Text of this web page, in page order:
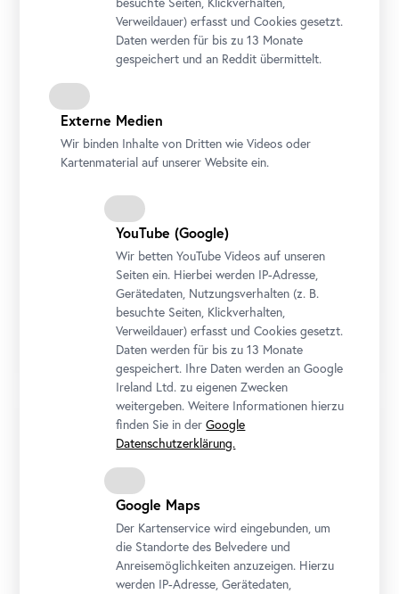
ermäßigten Tarif.
Bei Integrationsklassen gilt freier Eintritt für alle
Begleitpersonen.
Der Veranstaltungsbeitrag pro Schüler*in errechnet sich aus der
Veranstaltungsdauer.
Wir stellen Ihnen nur die Kosten für tatsächlich anwesende
Schüler*innen in Rechnung.
Sichere Umgebung / Kinderschutz
Unsere Angebote leben von der Begegnung und dem Austausch
mit unserem Publikum! Dabei ist besonders wichtig, dass wir
aufeinander Rücksicht nehmen. Bitte informieren Sie sich im
Voraus über die aktuellen Besuchsregeln und unsere
Hausordnung. Die Kunstvermittler*innen übernehmen keine
Betreuungspflichten, ein*e Pädagog*in muss während der
gesamten Zeit anwesend sein.
Verweildauer) erfasst und Cookies gesetzt.
Daten werden für bis zu 13 Monate
gespeichert und an Reddit übermittelt.
Externe Medien
Wir binden Inhalte von Dritten wie Videos oder
Kartenmaterial auf unserer Website ein.
YouTube (Google)
Wir bettenYouTube Videos auf unseren
Seiten ein. Hierbei werden IP-Adresse,
Gerätedaten, Nutzungsverhalten (z. B.
besuchte Seiten, Klickverhalten,
Verweildauer) erfasst und Cookies gesetzt.
Daten werden für bis zu 13 Monate
gespeichert. Ihre Daten werden an Google
Ireland Ltd. zu eigenen Zwecken
weitergeben. Weitere Informationen hierzu
finden Sie in derGoogle
Datenschutzerklärung.
Google Maps
Der Kartenservice wird eingebunden, um
die Standorte des Belvedere und
Anreisemöglichkeiten anzuzeigen. Hierzu
werden IP-Adresse, Gerätedaten,